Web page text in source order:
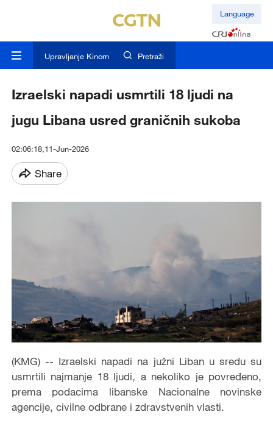
Language
Upravljanje Kinom Pretraži
Izraelski napadi usmrtili 18 ljudi na
jugu Libana usred graničnih sukoba
02:06:18,11-Jun-2026
Share
(KMG) -- Izraelski napadi na južni Liban u sredu su
usmrtili najmanje 18 ljudi, a nekoliko je povređeno,
prema podacima libanske Nacionalne novinske
agencije, civilne odbrane i zdravstvenih vlasti.